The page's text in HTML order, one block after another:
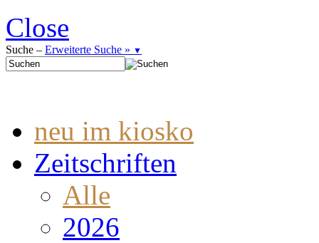
Close
Suche – Erweiterte Suche » ▼
neu im kiosko
Zeitschriften
Alle
2026